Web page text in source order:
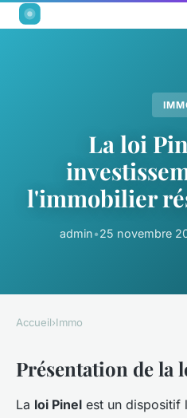
La loi
l'immobilier
admin•25 novembre
Accueil›Immo
Présentation de la
La loi Pinel est un dispositif